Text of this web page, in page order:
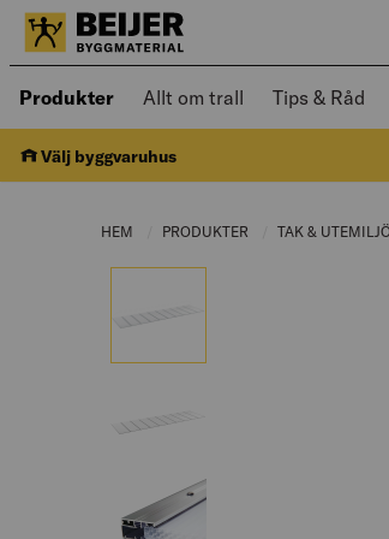
Produkter Öppnad meny kan
Allt om trall Tips & Råd
Välj byggvaruhus
HEM PRODUKTER CURRENT PAGE:
TAK &